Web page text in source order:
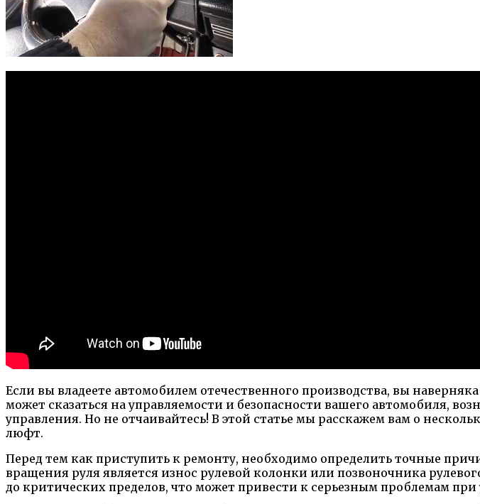
Если вы владеете автомобилем отечественного производства, вы
может сказаться на управляемости и безопасности вашего автомобиля,
управления. Но не отчаивайтесь! В этой статье мы расскажем вам о
люфт.
Перед тем как приступить к ремонту, необходимо определить точные
вращения руля является износ рулевой колонки или позвоночника
до критических пределов, что может привести к серьезным проблемам